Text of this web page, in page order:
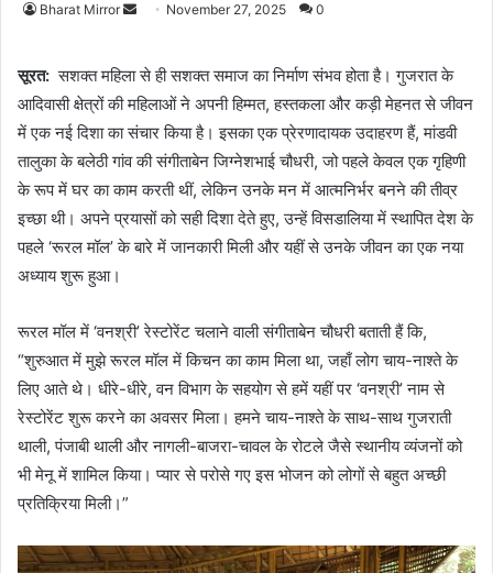
Bharat Mirror
a
n
e
m
a
i
November 27, 2025 0
सूरत: सशक्त महिला से ही सशक्त समाज का निर्माण संभव होता है। गुजरात के
आदिवासी क्षेत्रों की महिलाओं ने अपनी हिम्मत, हस्तकला और कड़ी मेहनत से जीवन
में एक नई दिशा का संचार किया है। इसका एक प्रेरणादायक उदाहरण हैं, मांडवी
तालुका के बलेठी गांव की संगीताबेन जिग्नेशभाई चौधरी, जो पहले केवल एक गृहिणी
के रूप में घर का काम करती थीं, लेकिन उनके मन में आत्मनिर्भर बनने की तीव्र
इच्छा थी। अपने प्रयासों को सही दिशा देते हुए, उन्हें विसडालिया में स्थापित देश के
पहले ‘रूरल मॉल’ के बारे में जानकारी मिली और यहीं से उनके जीवन का एक नया
अध्याय शुरू हुआ।
रूरल मॉल में ‘वनश्री’ रेस्टोरेंट चलाने वाली संगीताबेन चौधरी बताती हैं कि,
“शुरुआत में मुझे रूरल मॉल में किचन का काम मिला था, जहाँ लोग चाय-नाश्ते के
लिए आते थे। धीरे-धीरे, वन विभाग के सहयोग से हमें यहीं पर ‘वनश्री’ नाम से
रेस्टोरेंट शुरू करने का अवसर मिला। हमने चाय-नाश्ते के साथ-साथ गुजराती
थाली, पंजाबी थाली और नागली-बाजरा-चावल के रोटले जैसे स्थानीय व्यंजनों को
भी मेनू में शामिल किया। प्यार से परोसे गए इस भोजन को लोगों से बहुत अच्छी
प्रतिक्रिया मिली।”